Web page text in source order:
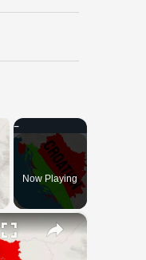
×
Now Playing
×